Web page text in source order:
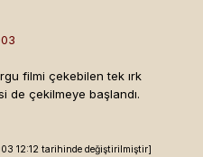
filmi çekebilen tek ırk
de çekilmeye başlandı.
12:12 tarihinde değiştirilmiştir]